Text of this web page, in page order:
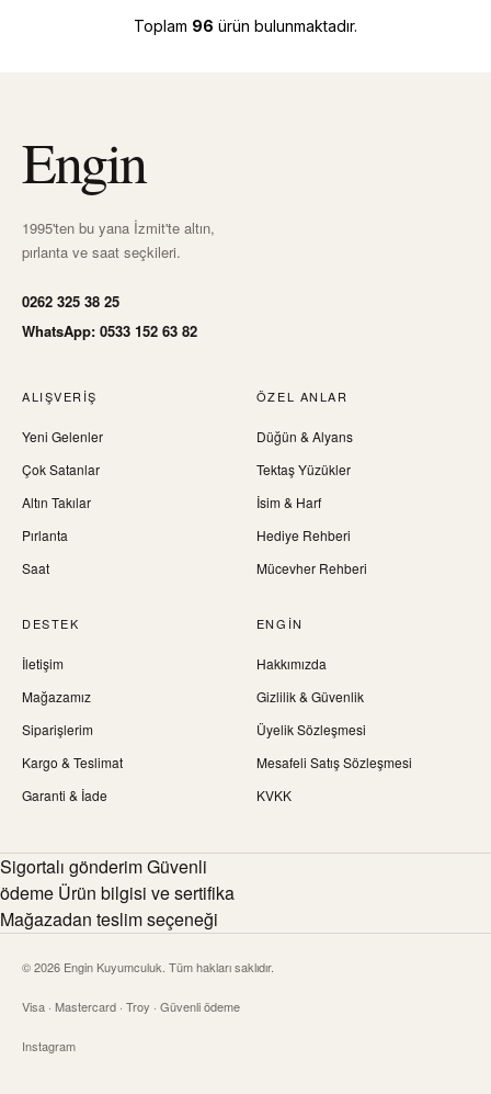
Toplam 96 ürün bulunmaktadır.
Engin
1995'ten bu yana İzmit'te altın,
pırlanta ve saat seçkileri.
0262 325 38 25
WhatsApp: 0533 152 63 82
ALIŞVERIŞ
Yeni Gelenler
Çok Satanlar
Altın Takılar
Pırlanta
Saat
ÖZEL ANLAR
Düğün & Alyans
Tektaş Yüzükler
İsim & Harf
Hediye Rehberi
Mücevher Rehberi
DESTEK
İletişim
Mağazamız
Siparişlerim
Kargo & Teslimat
Garanti & İade
ENGIN
Hakkımızda
Gizlilik & Güvenlik
Üyelik Sözleşmesi
Mesafeli Satış Sözleşmesi
KVKK
Sigortalı gönderim Güvenli
ödeme Ürün bilgisi ve sertifika
Mağazadan teslim seçeneği
© 2026 Engin Kuyumculuk. Tüm hakları saklıdır.
Visa · Mastercard · Troy · Güvenli ödeme
Instagram